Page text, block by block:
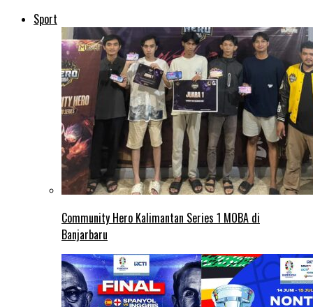
Sport
Community Hero Kalimantan Series 1 MOBA di
Banjarbaru